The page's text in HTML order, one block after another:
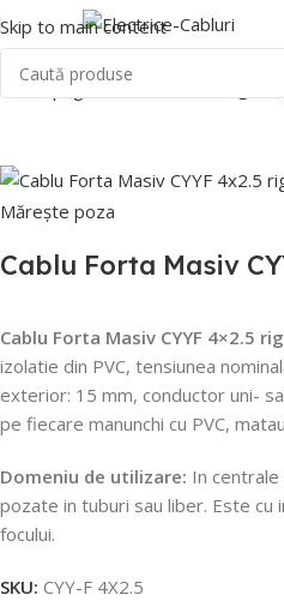
Skip to main content
Prima pagină
Mărește poza
Cablu Forta Masiv
Cablu Forta Masiv CYYF 4×2.5
izolatie din PVC, tensiunea
exterior: 15 mm, conductor uni-
pe fiecare manunchi cu PVC,
Domeniu de utilizare: In
pozate in tuburi sau liber. Este cu
focului.
SKU: CYY-F 4X2.5